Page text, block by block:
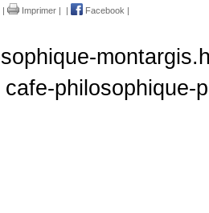
| Imprimer | | Facebook |
cafe-philosophique-